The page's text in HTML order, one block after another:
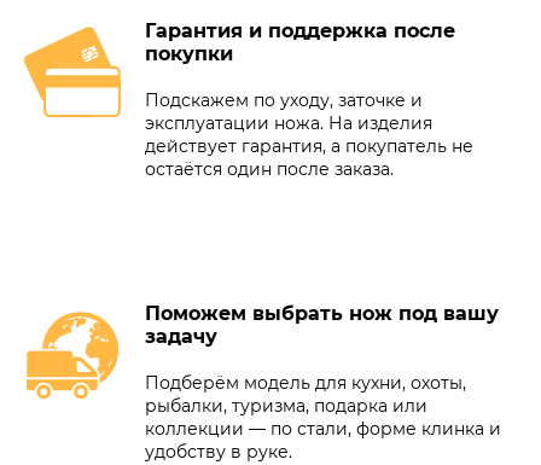
Гарантия и поддержка после
покупки
Подскажем по уходу, заточке и
эксплуатации ножа. На изделия
действует гарантия, а покупатель не
остаётся один после заказа.
Поможем выбрать нож под вашу
задачу
Подберём модель для кухни, охоты,
рыбалки, туризма, подарка или
коллекции — по стали, форме клинка и
удобству в руке.